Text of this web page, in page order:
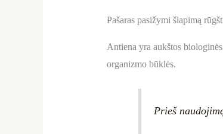
Pašaras pasižymi šlapimą
Antiena yra aukštos
organizmo būklės.
Prieš